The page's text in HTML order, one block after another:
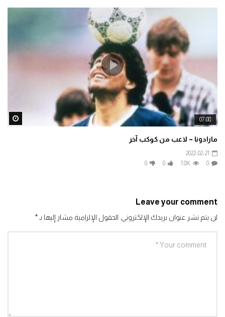
07:08
مارادونا – لاعب من كوكب آخر
2022-02-21
0
1.8K
0
0
Leave your comment
لن يتم نشر عنوان بريدك الإلكتروني. الحقول الإلزامية مشار إليها بـ *